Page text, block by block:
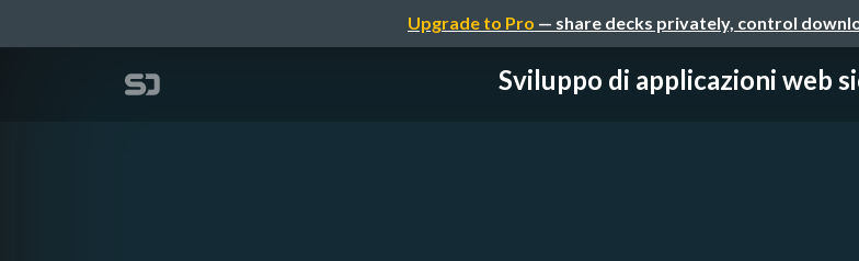
Upgrade to Pro — share decks privately, control
Sviluppo di applicazioni web